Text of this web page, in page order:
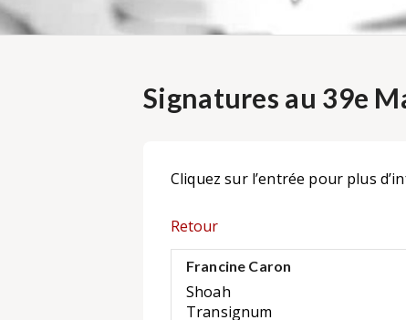
Signatures au 39e
Cliquez sur l’entrée pour plus
Retour
Francine Caron
Shoah
Transignum